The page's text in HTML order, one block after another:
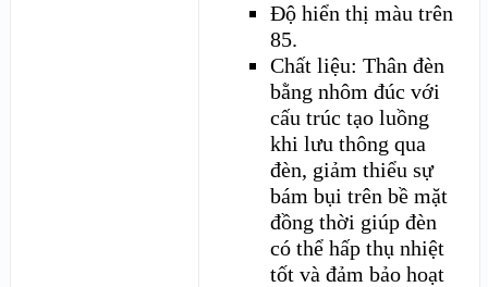
Độ hiển thị màu trên
85.
Chất liệu: Thân đèn
bằng nhôm đúc với
cấu trúc tạo luồng
khi lưu thông qua
đèn, giảm thiểu sự
bám bụi trên bề mặt
đồng thời giúp đèn
có thể hấp thụ nhiệt
tốt và đảm bảo hoạt